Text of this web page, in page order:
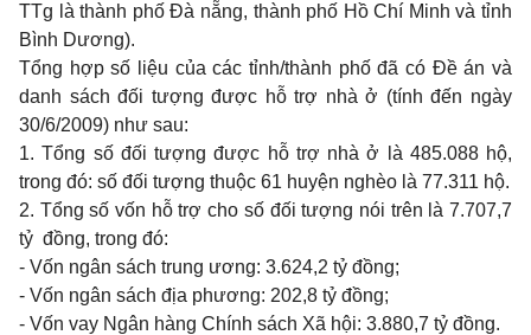
TTg là thành phố Đà nẵng, thành phố Hồ Chí Minh và tỉnh
Bình Dương).
Tổng hợp số liệu của các tỉnh/thành phố đã có Đề án và
danh sách đối tượng được hỗ trợ nhà ở (tính đến ngày
30/6/2009) như sau:
1. Tổng số đối tượng được hỗ trợ nhà ở là 485.088 hộ,
trong đó: số đối tượng thuộc 61 huyện nghèo là 77.311 hộ.
2. Tổng số vốn hỗ trợ cho số đối tượng nói trên là 7.707,7
tỷ đồng, trong đó:
- Vốn ngân sách trung ương: 3.624,2 tỷ đồng;
- Vốn ngân sách địa phương: 202,8 tỷ đồng;
- Vốn vay Ngân hàng Chính sách Xã hội: 3.880,7 tỷ đồng.